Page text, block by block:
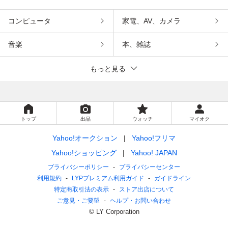
コンピュータ 家電、AV、カメラ
音楽 本、雑誌
もっと見る
トップ 出品 ウォッチ マイオク
Yahoo!オークション
Yahoo!フリマ
Yahoo!ショッピング
Yahoo! JAPAN
プライバシーポリシー
プライバシーセンター
利用規約
LYPプレミアム利用ガイド
ガイドライン
特定商取引法の表示
ストア出店について
ご意見・ご要望
ヘルプ・お問い合わせ
© LY Corporation